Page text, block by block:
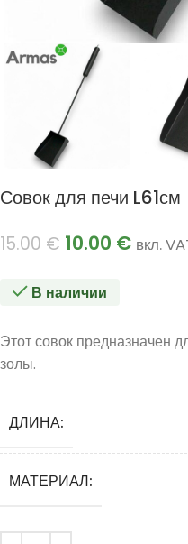
Совок для печи L61см
15.00€ 10.00 € вкл.
В наличии
Этот совок предназначен
золы.
ДЛИНА:
МАТЕРИАЛ: